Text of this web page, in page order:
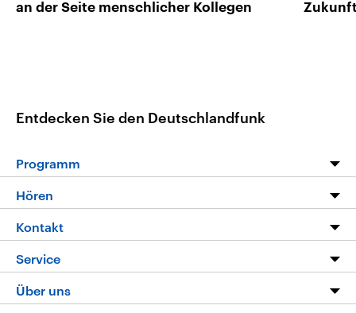
an der Seite menschlicher Kollegen
Entdecken Sie den Deutschlandfunk
Programm
Programm
Die Nachrichten
Nachrichtenleicht
Neue Beiträge auf dlf.de
Hören
Livestream
Podcasts
Deutschlandfunk App
Kontakt
Hörerservice
Service
FAQ
Über uns